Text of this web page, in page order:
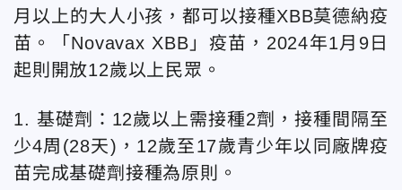
月以上的大人小孩，都可以接種XBB莫德納疫
苗。「Novavax XBB」疫苗，2024年1月9日
起則開放12歲以上民眾。
1. 基礎劑：12歲以上需接種2劑，接種間隔至
少4周(28天)，12歲至17歲青少年以同廠牌疫
苗完成基礎劑接種為原則。